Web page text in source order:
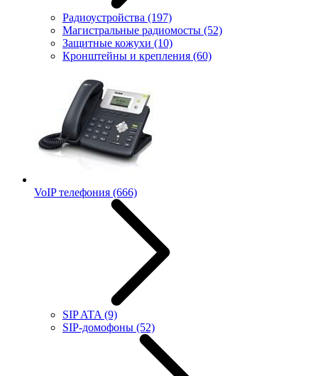
Радиоустройства (197)
Магистральные радиомосты (52)
Защитные кожухи (10)
Кронштейны и крепления (60)
VoIP телефония (666)
SIP ATA (9)
SIP-домофоны (52)